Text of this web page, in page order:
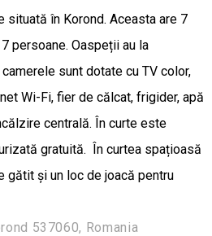
situată în Korond. Aceasta are 7
persoane. Oaspeții au la
sunt dotate cu TV color,
Wi-Fi, fier de călcat, frigider, apă
centrală. În curte este
gratuită. În curtea spațioasă
gătit și un loc de joacă pentru
537060, Romania